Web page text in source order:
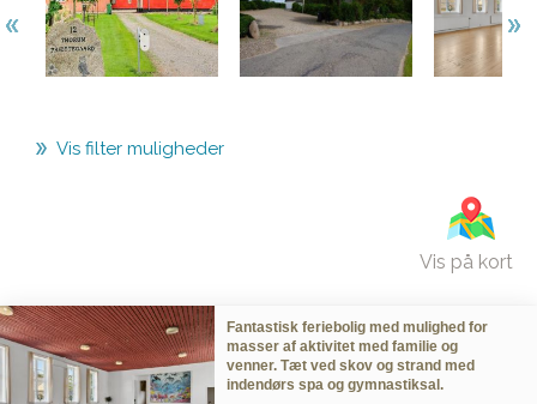
Vis filter muligheder
Vis på kort
Fantastisk feriebolig med mulighed for
masser af aktivitet med familie og
venner. Tæt ved skov og strand med
indendørs spa og gymnastiksal.